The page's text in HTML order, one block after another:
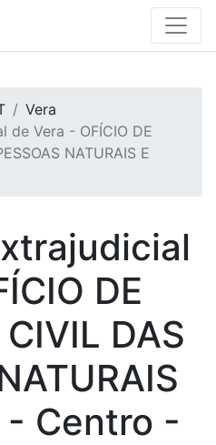
Vera
de Vera - OFÍCIO DE
NATURAIS E
DE
CIVIL DAS
- Centro -